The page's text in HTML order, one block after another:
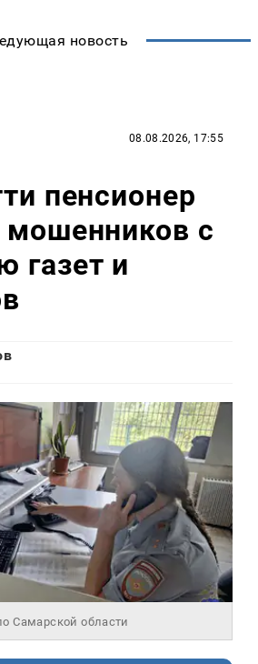
новость
08.08.2026, 17:55
пенсионер
мошенников с
газет и
Самарской области